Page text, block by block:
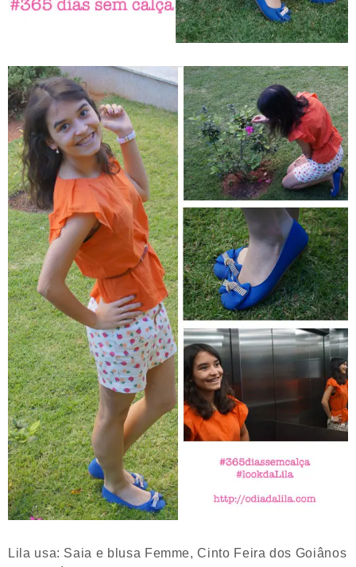
Lila usa: Saia e blusa Femme, Cinto Feira dos Goiânos